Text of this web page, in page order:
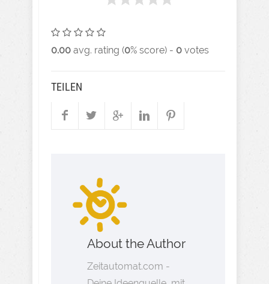
0.00 avg. rating (0% score) - 0 votes
TEILEN
About the Author
Zeitautomat.com -